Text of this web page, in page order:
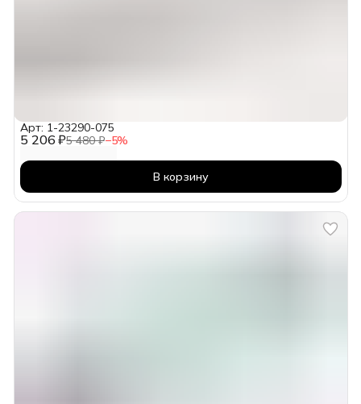
5 206 ₽5 480 ₽−5%
Арт: 1-23290-075
В корзину